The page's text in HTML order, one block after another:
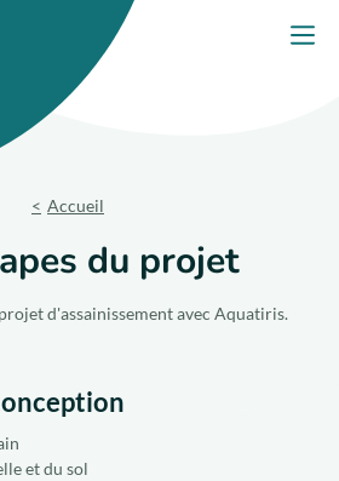
Accueil
du projet
d'assainissement avec Aquatiris.
et du sol